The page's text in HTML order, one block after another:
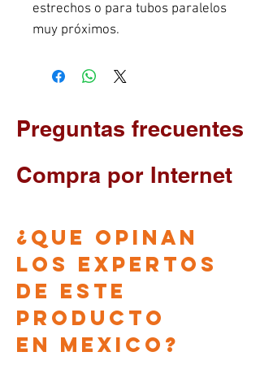
estrechos o para tubos paralelos
muy próximos.
Preguntas frecuentes
Compra por Internet
¿que opinan
los EXPERTOS
DE ESTE
PRODUCTO
en Mexico?